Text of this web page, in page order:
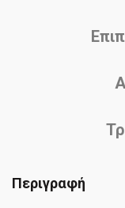
Περιγραφή